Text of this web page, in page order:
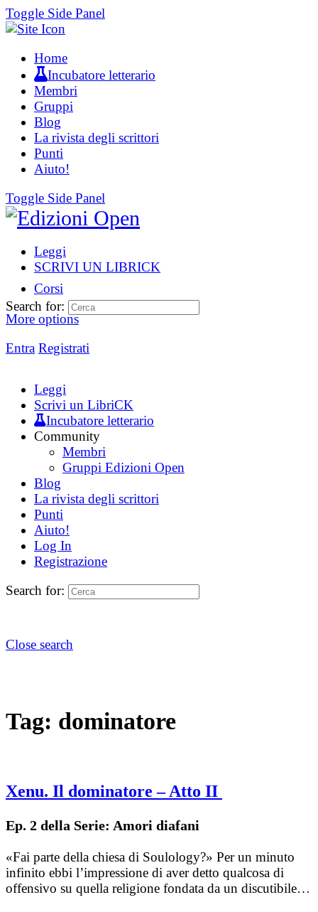
Toggle Side Panel
Home
Incubatore letterario
Membri
Gruppi
Blog
La rivista degli scrittori
Punti
Aiuto!
Toggle Side Panel
Leggi
SCRIVI UN LIBRICK
Corsi
More options
Entra Registrati
Search for:
Leggi
Scrivi un LibriCK
Incubatore letterario
Community
Membri
Gruppi Edizioni Open
Blog
La rivista degli scrittori
Punti
Aiuto!
Log In
Registrazione
Search for:
Close search
Tag: dominatore
Xenu. Il dominatore – Atto II
Ep. 2 della Serie: Amori diafani
«Fai parte della chiesa di Soulology?» Per un minuto
infinito ebbi l’impressione di aver detto qualcosa di
offensivo su quella religione fondata da un discutibile…